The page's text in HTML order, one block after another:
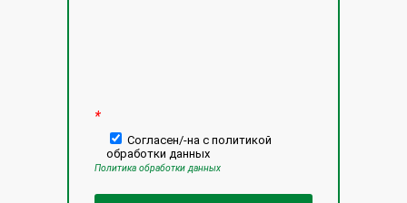
*
Согласен/-на с политикой
обработки данных
Политика обработки данных